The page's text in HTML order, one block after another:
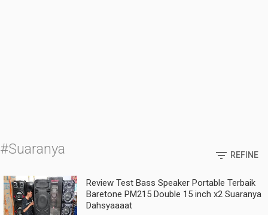
#Suaranya  REFINE
Review Test Bass Speaker Portable Terbaik
Baretone PM215 Double 15 inch x2 Suaranya
Dahsyaaaat